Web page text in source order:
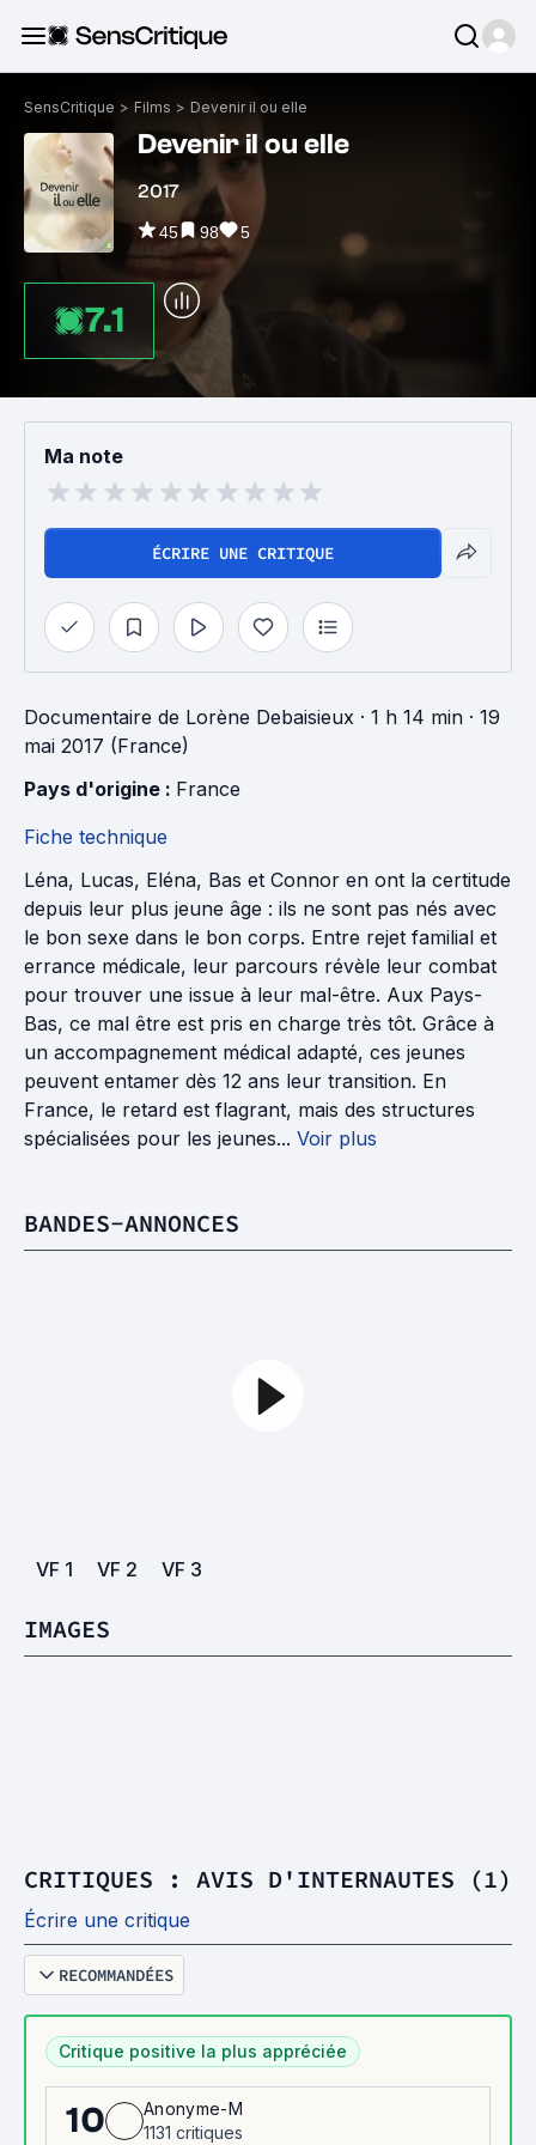
SensCritique > Films > Devenir il ou elle
Devenir il ou elle
2017
45 98 5
7.1
Ma note
ÉCRIRE UNE CRITIQUE
Documentaire de Lorène Debaisieux · 1 h 14 min · 19
mai 2017 (France)
Pays d'origine : France
Fiche technique
Léna, Lucas, Eléna, Bas et Connor en ont la certitude
depuis leur plus jeune âge : ils ne sont pas nés avec
le bon sexe dans le bon corps. Entre rejet familial et
errance médicale, leur parcours révèle leur combat
pour trouver une issue à leur mal-être. Aux Pays-
Bas, ce mal être est pris en charge très tôt. Grâce à
un accompagnement médical adapté, ces jeunes
peuvent entamer dès 12 ans leur transition. En
France, le retard est flagrant, mais des structures
spécialisées pour les jeunes... Voir plus
BANDES-ANNONCES
VF 1 VF 2 VF 3
IMAGES
CRITIQUES : AVIS D'INTERNAUTES (1)
Écrire une critique
RECOMMANDÉES
Critique positive la plus appréciée
10
Anonyme-M
1131 critiques